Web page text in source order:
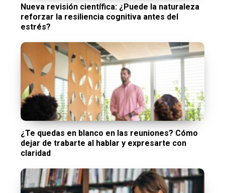
Nueva revisión científica: ¿Puede la naturaleza
reforzar la resiliencia cognitiva antes del
estrés?
¿Te quedas en blanco en las reuniones? Cómo
dejar de trabarte al hablar y expresarte con
claridad